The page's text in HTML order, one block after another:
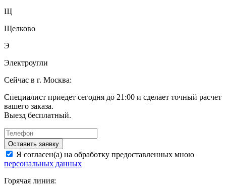
Щ
Щелково
Э
Электроугли
Сейчас в г. Москва:
Специалист приедет сегодня до 21:00 и сделает точный расчет
вашего заказа.
Выезд бесплатный.
Оставить заявку
Я согласен(а) на обработку предоставленных мною
персональных данных
Горячая линия: